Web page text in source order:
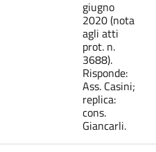
giugno
2020 (nota
agli atti
prot. n.
3688).
Risponde:
Ass. Casini;
replica:
cons.
Giancarli.